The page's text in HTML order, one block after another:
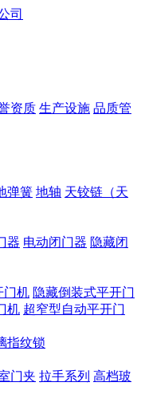
资质 生产设施 品质管
弹簧 地轴 天铰链（天
器 电动闭门器 隐藏闭
门机 隐藏倒装式平开门
机 超窄型自动平开门
指纹锁
门夹 拉手系列 高档玻